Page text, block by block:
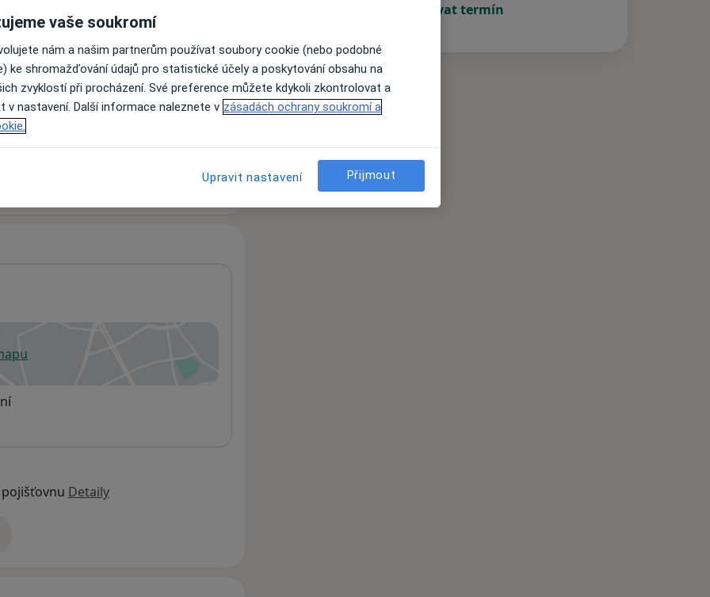
Názory pacientů
nejsou k dispozici
informace o svých službách.
v nové záložce
Detaily
Rezervovat termín
vaše soukromí
nám a našim partnerům používat soubory cookie (nebo podobné
ke shromažďování údajů pro statistické účely a poskytování obsahu na
zvyklostí při procházení. Své preference můžete kdykoli zkontrolovat a
v nastavení. Další informace naleznete v zásadách ochrany soukromí a
Upravit nastavení Přijmout